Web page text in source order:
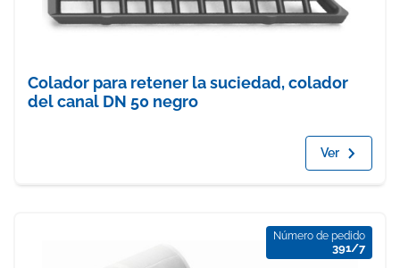
Colador para retener la suciedad, colador
del canal DN 50 negro
Ver
Número de pedido
391/7